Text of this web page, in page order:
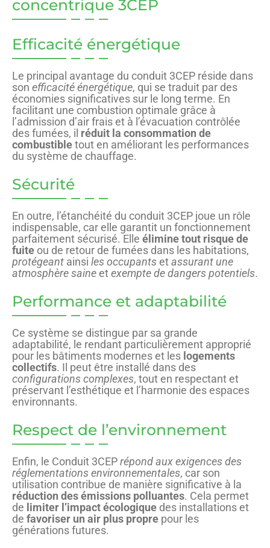
concentrique 3CEP
Efficacité énergétique
Le principal avantage du conduit 3CEP réside dans
son efficacité énergétique, qui se traduit par des
économies significatives sur le long terme. En
facilitant une combustion optimale grâce à
l’admission d’air frais et à l’évacuation contrôlée
des fumées, il réduit la consommation de
combustibletout en améliorant les performances
du système de chauffage.
Sécurité
En outre, l’étanchéité du conduit 3CEP joue un rôle
indispensable, car elle garantit un fonctionnement
parfaitement sécurisé. Elle élimine tout risque de
fuite ou de retour de fumées dans les habitations,
protégeant ainsi les occupantsetassurant une
atmosphère saineetexempte de dangers potentiels.
Performance et adaptabilité
Ce système se distingue par sa grande
adaptabilité, le rendant particulièrement approprié
pour les bâtiments modernes et les logements
collectifs. Il peut être installé dans des
configurations complexes, tout en respectant et
préservant l’esthétique et l’harmonie des espaces
environnants.
Respect de l’environnement
Enfin, le Conduit 3CEPrépond aux exigences des
réglementations environnementales, car son
utilisation contribue de manière significative à la
réduction des émissions polluantes. Cela permet
de limiter l’impact écologique des installations et
de favoriser un air plus propre pour les
générations futures.